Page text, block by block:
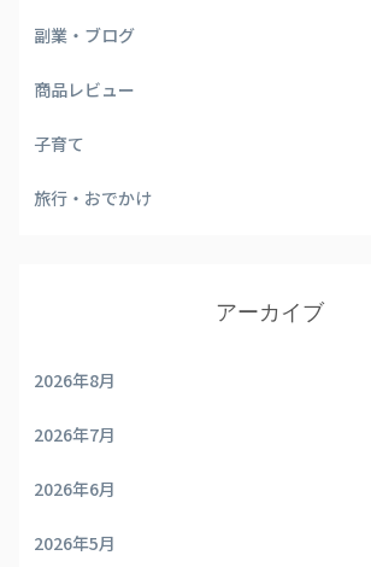
副業・ブログ
商品レビュー
子育て
旅行・おでかけ
アーカイブ
2026年8月
2026年7月
2026年6月
2026年5月